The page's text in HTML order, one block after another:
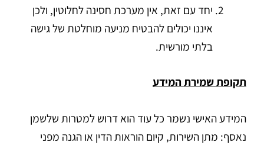
יחד עם זאת, אין מערכת חסינה לחלוטין, ולכן
איננו יכולים להבטיח מניעה מוחלטת של גישה
בלתי מורשית.
תקופת שמירת המידע
המידע האישי נשמר כל עוד הוא דרוש למטרות שלשמן
נאסף: מתן השירות, קיום הוראות הדין או הגנה מפני